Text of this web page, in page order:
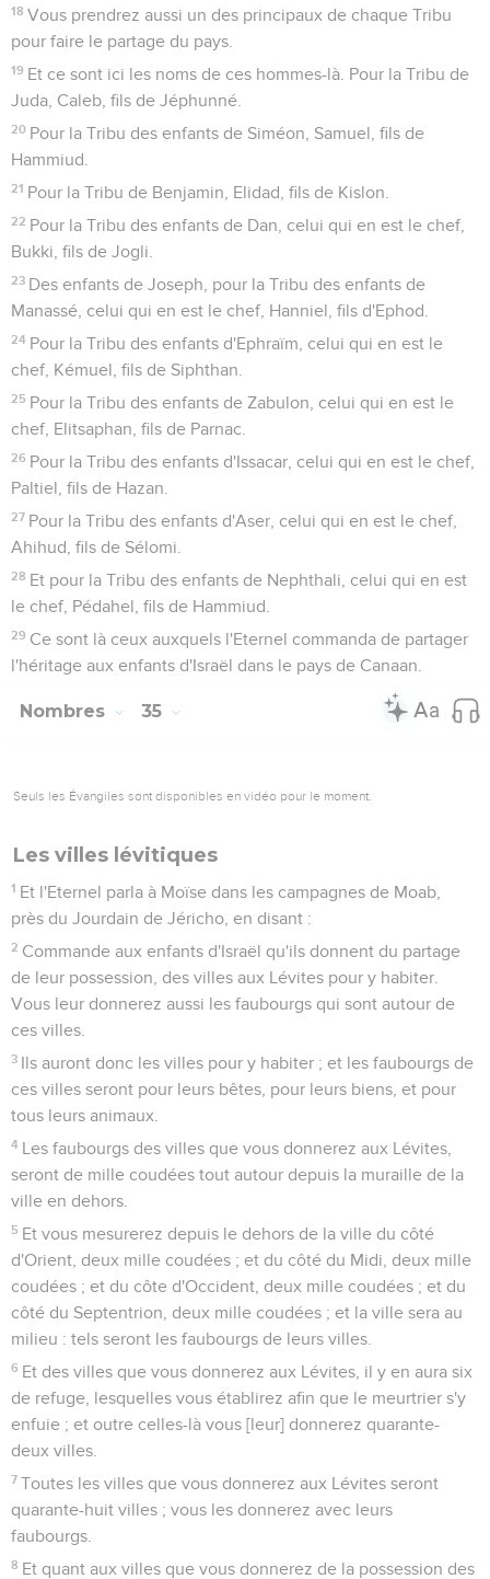
18 Vous prendrez aussi un des principaux de chaque Tribu
pour faire le partage du pays.
19 Et ce sont ici les noms de ces hommes-là. Pour la Tribu de
Juda, Caleb, fils de Jéphunné.
20 Pour la Tribu des enfants de Siméon, Samuel, fils de
Hammiud.
21 Pour la Tribu de Benjamin, Elidad, fils de Kislon.
22 Pour la Tribu des enfants de Dan, celui qui en est le chef,
Bukki, fils de Jogli.
23 Des enfants de Joseph, pour la Tribu des enfants de
Manassé, celui qui en est le chef, Hanniel, fils d'Ephod.
24 Pour la Tribu des enfants d'Ephraïm, celui qui en est le
chef, Kémuel, fils de Siphthan.
25 Pour la Tribu des enfants de Zabulon, celui qui en est le
chef, Elitsaphan, fils de Parnac.
26 Pour la Tribu des enfants d'Issacar, celui qui en est le chef,
Paltiel, fils de Hazan.
27 Pour la Tribu des enfants d'Aser, celui qui en est le chef,
Ahihud, fils de Sélomi.
28 Et pour la Tribu des enfants de Nephthali, celui qui en est
le chef, Pédahel, fils de Hammiud.
29 Ce sont là ceux auxquels l'Eternel commanda de partager
l'héritage aux enfants d'Israël dans le pays de Canaan.
Nombres 35
Seuls les Évangiles sont disponibles en vidéo pour le moment.
Les villes lévitiques
1 Et l'Eternel parla à Moïse dans les campagnes de Moab,
près du Jourdain de Jéricho, en disant :
2 Commande aux enfants d'Israël qu'ils donnent du partage
de leur possession, des villes aux Lévites pour y habiter.
Vous leur donnerez aussi les faubourgs qui sont autour de
ces villes.
3 Ils auront donc les villes pour y habiter ; et les faubourgs de
ces villes seront pour leurs bêtes, pour leurs biens, et pour
tous leurs animaux.
4 Les faubourgs des villes que vous donnerez aux Lévites,
seront de mille coudées tout autour depuis la muraille de la
ville en dehors.
5 Et vous mesurerez depuis le dehors de la ville du côté
d'Orient, deux mille coudées ; et du côté du Midi, deux mille
coudées ; et du côte d'Occident, deux mille coudées ; et du
côté du Septentrion, deux mille coudées ; et la ville sera au
milieu : tels seront les faubourgs de leurs villes.
6 Et des villes que vous donnerez aux Lévites, il y en aura six
de refuge, lesquelles vous établirez afin que le meurtrier s'y
enfuie ; et outre celles-là vous [leur] donnerez quarante-
deux villes.
7 Toutes les villes que vous donnerez aux Lévites seront
quarante-huit villes ; vous les donnerez avec leurs
faubourgs.
8 Et quant aux villes que vous donnerez de la possession des